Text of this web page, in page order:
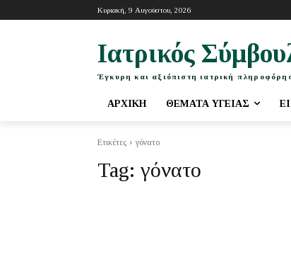
Κυριακή, 9 Αυγούστου, 2026
Ιατρικός
Έγκυρη και αξιόπιστη ιατρική
ΑΡΧΙΚΉ ΘΈΜΑΤΑ ΥΓΕΊΑΣ
Ετικέτες γόνατο
Tag: γόνατο